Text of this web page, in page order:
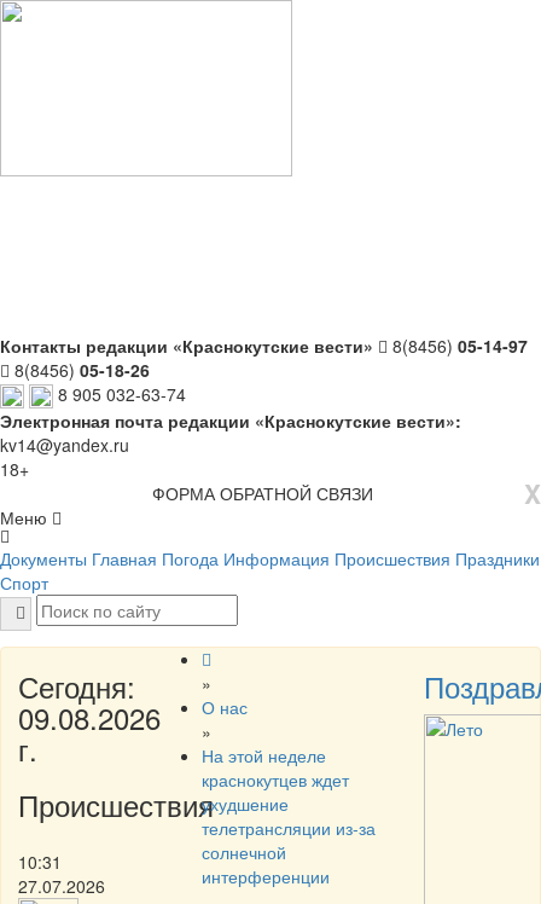
Контакты редакции «Краснокутские вести» 8(8456) 05-14-97
8(8456) 05-18-26
8 905 032-63-74
Электронная почта редакции «Краснокутские вести»:
kv14@yandex.ru
18+
X
ФОРМА ОБРАТНОЙ СВЯЗИ
Меню
Документы Главная Погода Информация Происшествия Праздники
Спорт
Сегодня:
09.08.2026
г.
Происшествия
10:31
27.07.2026
»
О нас
»
На этой неделе
краснокутцев ждет
ухудшение
телетрансляции из-за
солнечной
интерференции